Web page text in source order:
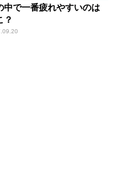
中で一番疲れやすいのは
？